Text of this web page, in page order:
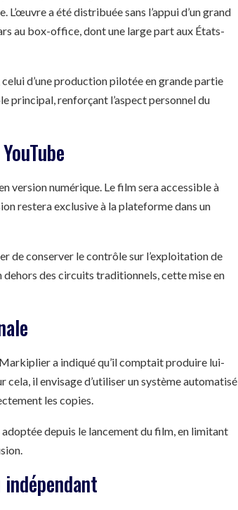
a été distribuée sans l’appui d’un grand
au box-office, dont une large part aux États-
d’une production pilotée en grande partie
principal, renforçant l’aspect personnel du
version numérique. Le film sera accessible à
restera exclusive à la plateforme dans un
de conserver le contrôle sur l’exploitation de
dehors des circuits traditionnels, cette mise en
a indiqué qu’il comptait produire lui-
cela, il envisage d’utiliser un système automatisé
les copies.
depuis le lancement du film, en limitant